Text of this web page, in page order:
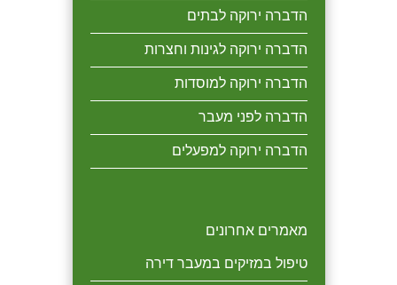
הדברה ירוקה לבתים
הדברה ירוקה לגינות וחצרות
הדברה ירוקה למוסדות
הדברה לפני מעבר
הדברה ירוקה למפעלים
מאמרים אחרונים
טיפול במזיקים במעבר דירה